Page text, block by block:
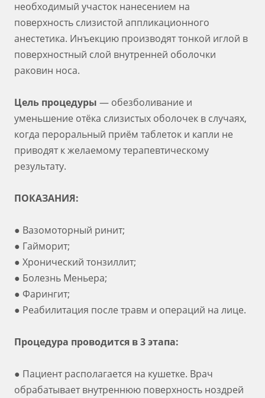
необходимый участок нанесением на
поверхность слизистой аппликационного
анестетика. Инъекцию производят тонкой иглой в
поверхностный слой внутренней оболочки
раковин носа.
Цель процедуры — обезболивание и
уменьшение отёка слизистых оболочек в случаях,
когда пероральный приём таблеток и капли не
приводят к желаемому терапевтическому
результату.
ПОКАЗАНИЯ:
● Вазомоторный ринит;
● Гайморит;
● Хронический тонзиллит;
● Болезнь Меньера;
● Фарингит;
● Реабилитация после травм и операций на лице.
Процедура проводится в 3 этапа:
● Пациент располагается на кушетке. Врач
обрабатывает внутреннюю поверхность ноздрей